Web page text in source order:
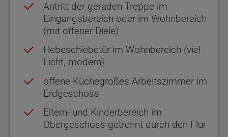
Antritt der geraden Treppe im
Eingangsbereich oder im Wohnbereich
(mit offener Diele)
Hebeschiebetür im Wohnbereich (viel
Licht, modern)
offene Küchegroßes Arbeitszimmer im
Erdgeschoss
Eltern- und Kinderbereich im
Obergeschoss getrennt durch den Flur